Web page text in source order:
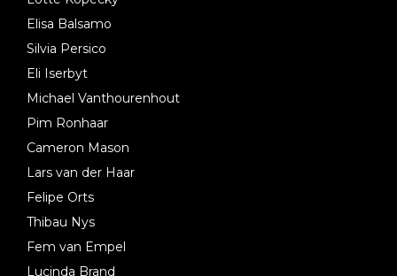
Elisa Balsamo
Silvia Persico
Eli Iserbyt
Michael Vanthourenhout
Pim Ronhaar
Cameron Mason
Lars van der Haar
Felipe Orts
Thibau Nys
Fem van Empel
Lucinda Brand